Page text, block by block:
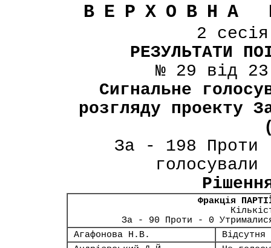
ВЕРХОВНА
2
РЕЗУЛЬТАТИ
№ 29 від
Сигнальне
розгляду проекту
За - 198 Проти
Фракція
За - 90 Проти - 0
Агафонова Н.В.
Відсутня